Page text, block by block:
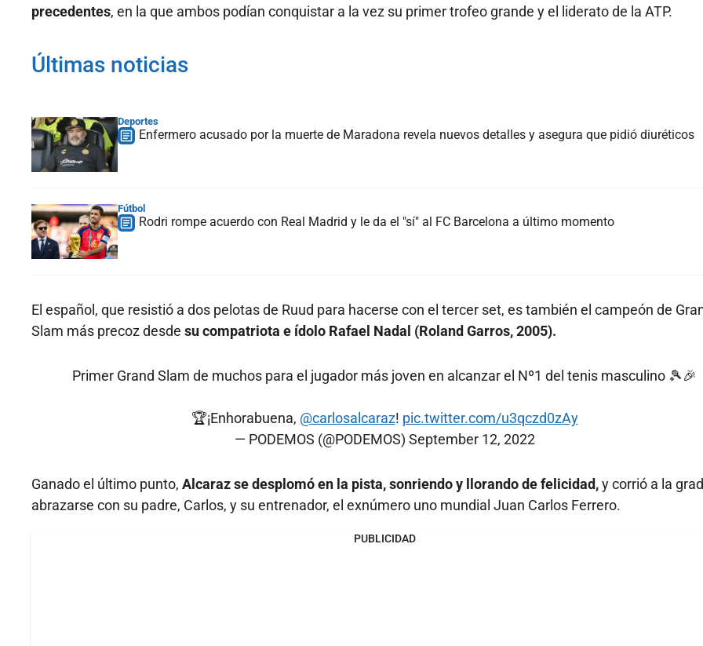
precedentes, en la que ambos podían conquistar a la vez su primer trofeo grande y el liderato de la ATP.
Últimas noticias
Deportes
Enfermero acusado por la muerte de Maradona revela nuevos detalles y asegura que pidió diuréticos
Fútbol
Rodri rompe acuerdo con Real Madrid y le da el "sí" al FC Barcelona a último momento
El español, que resistió a dos pelotas de Ruud para hacerse con el tercer set, es también el campeón de
Slam más precoz desde su compatriota e ídolo Rafael Nadal (Roland Garros, 2005).
Primer Grand Slam de muchos para el jugador más joven en alcanzar el Nº1 del tenis masculino 🎾🎉
🏆¡Enhorabuena, @carlosalcaraz! pic.twitter.com/u3qczd0zAy
— PODEMOS (@PODEMOS) September 12, 2022
Ganado el último punto, Alcaraz se desplomó en la pista, sonriendo y llorando de felicidad,y corrió a la
abrazarse con su padre, Carlos, y su entrenador, el exnúmero uno mundial Juan Carlos Ferrero.
PUBLICIDAD